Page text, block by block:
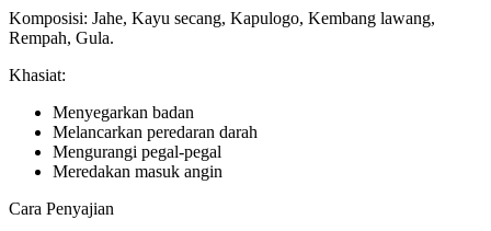
Komposisi: Jahe, Kayu secang, Kapulogo, Kembang lawang,
Rempah, Gula.
Khasiat:
Menyegarkan badan
Melancarkan peredaran darah
Mengurangi pegal-pegal
Meredakan masuk angin
Cara Penyajian